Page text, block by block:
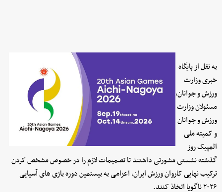
به نقل از پایگاه
خبری وزارت
ورزش و جوانان،
مسئولان وزارت
ورزش و جوانان
و کمیته ملی
المپیک روز
گذشته نشستی مشورتی داشتند تا تصمیمات لازم را در خصوص مشخص کردن
ترکیب نهایی کاروان ورزش ایران، اعزامی به بیستمین دوره بازی های آسیایی
۲۰۲۶ ناگویا اتخاذ کنند.